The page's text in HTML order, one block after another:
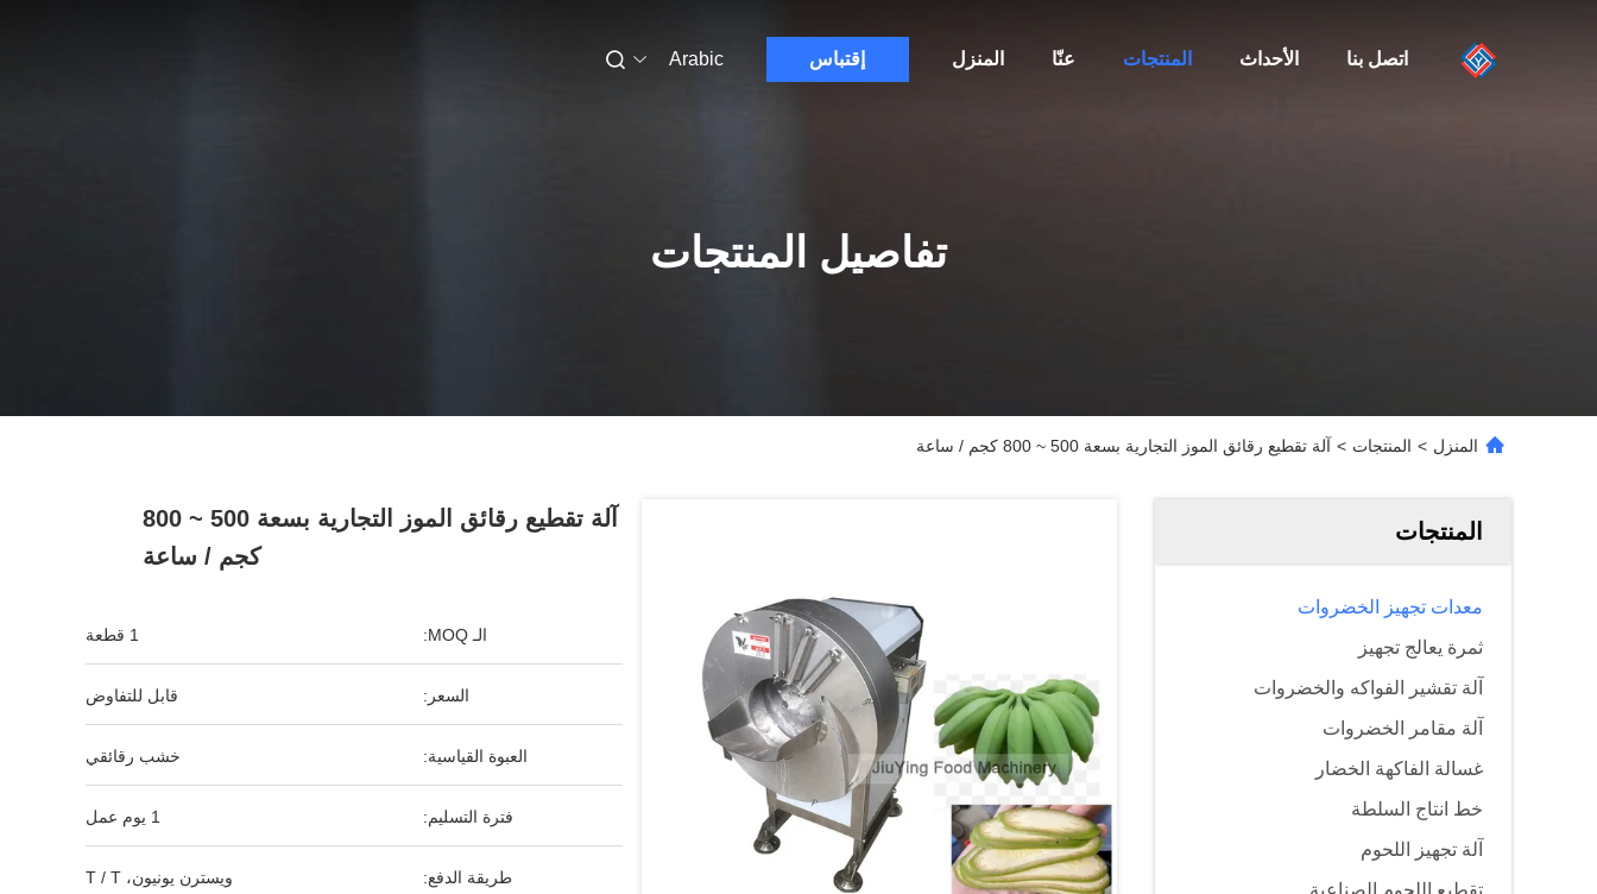
المنزل عنّا المنتجات الأحداث اتصل بنا إقتباس Arabic
تفاصيل المنتجات
المنزل > المنتجات > آلة تقطيع رقائق الموز التجارية بسعة 500 ~ 800 كجم / ساعة
المنتجات
معدات تجهيز الخضروات
ثمرة يعالج تجهيز
آلة تقشير الفواكه والخضروات
آلة مقامر الخضروات
غسالة الفاكهة الخضار
خط انتاج السلطة
آلة تجهيز اللحوم
تقطيع اللحوم الصناعية
آلة تقطيع رقائق الموز التجارية بسعة 500 ~ 800
كجم / ساعة
الـ MOQ: 1 قطعة
السعر: قابل للتفاوض
العبوة القياسية: خشب رقائقي
فترة التسليم: 1 يوم عمل
طريقة الدفع: ويسترن يونيون، T / T